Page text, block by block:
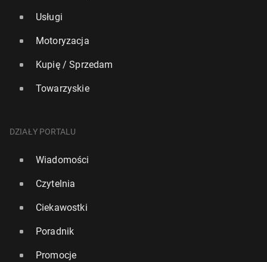
Usługi
Motoryzacja
Kupię / Sprzedam
Towarzyskie
DZIAŁY PORTALU
Wiadomości
Czytelnia
Ciekawostki
Poradnik
Promocje